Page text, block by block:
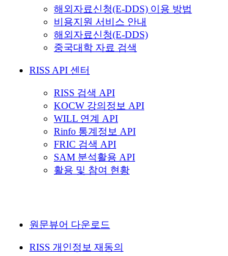
해외자료신청(E-DDS) 이용 방법
비용지원 서비스 안내
해외자료신청(E-DDS)
중국대학 자료 검색
RISS API 센터
RISS 검색 API
KOCW 강의정보 API
WILL 연계 API
Rinfo 통계정보 API
FRIC 검색 API
SAM 분석활용 API
활용 및 참여 현황
원문뷰어 다운로드
RISS 개인정보 재동의